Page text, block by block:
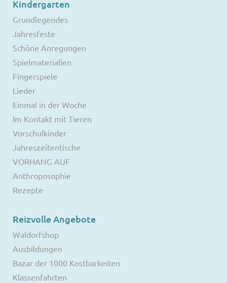
Kindergarten
Grundlegendes
Jahresfeste
Schöne Anregungen
Spielmaterialien
Fingerspiele
Lieder
Einmal in der Woche
Im Kontakt mit Tieren
Vorschulkinder
Jahreszeitentische
VORHANG AUF
Anthroposophie
Rezepte
Reizvolle Angebote
Waldorfshop
Ausbildungen
Bazar der 1000 Kostbarkeiten
Klassenfahrten